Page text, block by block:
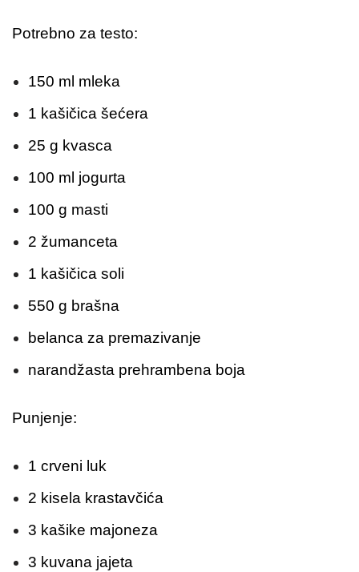
Potrebno za testo:
150 ml mleka
1 kašičica šećera
25 g kvasca
100 ml jogurta
100 g masti
2 žumanceta
1 kašičica soli
550 g brašna
belanca za premazivanje
narandžasta prehrambena boja
Punjenje:
1 crveni luk
2 kisela krastavčića
3 kašike majoneza
3 kuvana jajeta